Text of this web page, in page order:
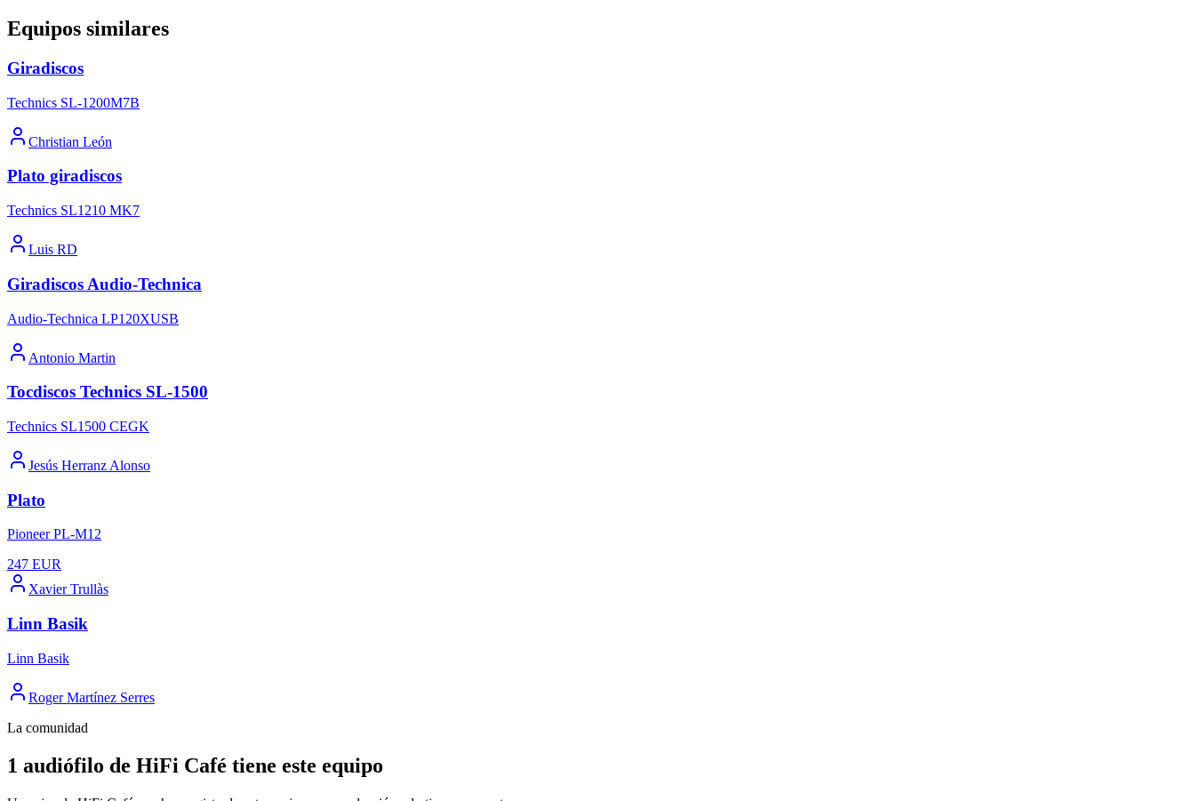
Equipos similares
Giradiscos
Technics SL-1200M7B
Christian León
Plato giradiscos
Technics SL1210 MK7
Luis RD
Giradiscos Audio-Technica
Audio-Technica LP120XUSB
Antonio Martin
Tocdiscos Technics SL-1500
Technics SL1500 CEGK
Jesús Herranz Alonso
Plato
Pioneer PL-M12
247 EUR
Xavier Trullàs
Linn Basik
Linn Basik
Roger Martínez Serres
La comunidad
1 audiófilo de HiFi Café tiene este equipo